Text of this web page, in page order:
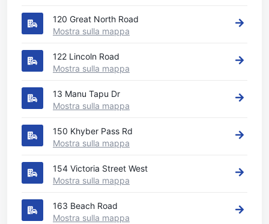
120 Great North Road
Mostra sulla mappa
122 Lincoln Road
Mostra sulla mappa
13 Manu Tapu Dr
Mostra sulla mappa
150 Khyber Pass Rd
Mostra sulla mappa
154 Victoria Street West
Mostra sulla mappa
163 Beach Road
Mostra sulla mappa